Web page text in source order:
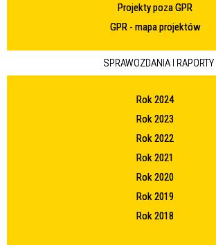
Projekty poza GPR
GPR - mapa projektów
SPRAWOZDANIA I RAPORTY
Rok 2024
Rok 2023
Rok 2022
Rok 2021
Rok 2020
Rok 2019
Rok 2018